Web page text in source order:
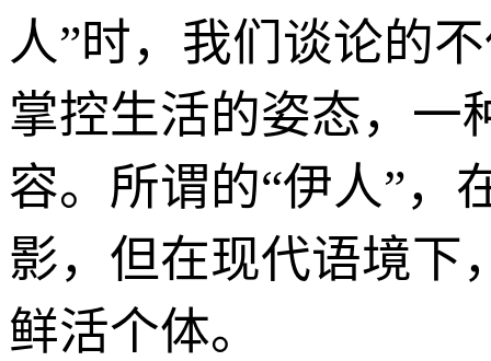
人”时，我们谈论的
掌控生活的姿态，一
容。所谓的“伊人”，
影，但在现代语境下
鲜活个体。